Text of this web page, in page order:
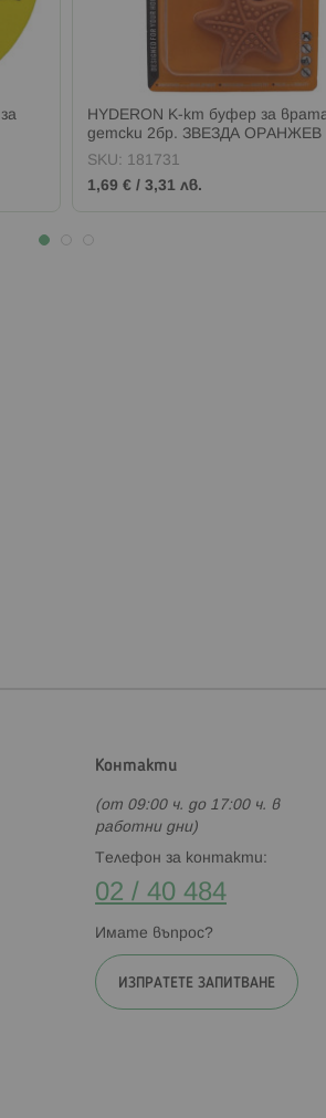
HYDERON К-кт буфер за
детски 2бр. ЗВЕЗДА ОРАНЖЕВ
SKU: 181731
1,69 € / 3,31 лв.
Контакти
(от 09:00 ч. до 17:00 ч. в
работни дни)
Телефон за контакти:
02 / 40 484
Имате въпрос?
ИЗПРАТЕТЕ ЗАПИТВАНЕ